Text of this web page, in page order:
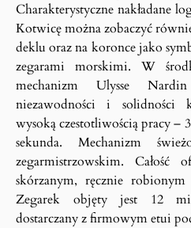
Charakterystyczne nakładane
Kotwicę można zobaczyć
deklu oraz na koronce jako
zegarami morskimi. W
mechanizm Ulysse
niezawodności i solidności
wysoką czestotliwością pracy –
sekunda. Mechanizm
zegarmistrzowskim. Całość
skórzanym, ręcznie
Zegarek objęty jest 12
dostarczany z firmowym etui